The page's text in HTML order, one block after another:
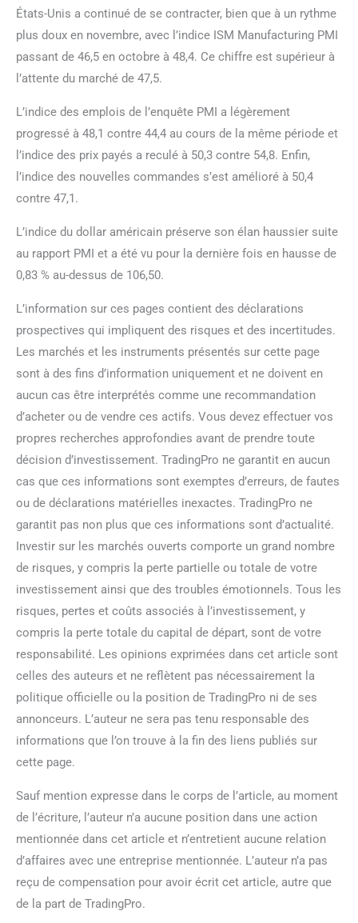
États-Unis a continué de se contracter, bien que à un rythme
plus doux en novembre, avec l’indice ISM Manufacturing PMI
passant de 46,5 en octobre à 48,4. Ce chiffre est supérieur à
l’attente du marché de 47,5.
L’indice des emplois de l’enquête PMI a légèrement
progressé à 48,1 contre 44,4 au cours de la même période et
l’indice des prix payés a reculé à 50,3 contre 54,8. Enfin,
l’indice des nouvelles commandes s’est amélioré à 50,4
contre 47,1.
L’indice du dollar américain préserve son élan haussier suite
au rapport PMI et a été vu pour la dernière fois en hausse de
0,83 % au-dessus de 106,50.
L’information sur ces pages contient des déclarations
prospectives qui impliquent des risques et des incertitudes.
Les marchés et les instruments présentés sur cette page
sont à des fins d’information uniquement et ne doivent en
aucun cas être interprétés comme une recommandation
d’acheter ou de vendre ces actifs. Vous devez effectuer vos
propres recherches approfondies avant de prendre toute
décision d’investissement. TradingPro ne garantit en aucun
cas que ces informations sont exemptes d’erreurs, de fautes
ou de déclarations matérielles inexactes. TradingPro ne
garantit pas non plus que ces informations sont d’actualité.
Investir sur les marchés ouverts comporte un grand nombre
de risques, y compris la perte partielle ou totale de votre
investissement ainsi que des troubles émotionnels. Tous les
risques, pertes et coûts associés à l’investissement, y
compris la perte totale du capital de départ, sont de votre
responsabilité. Les opinions exprimées dans cet article sont
celles des auteurs et ne reflètent pas nécessairement la
politique officielle ou la position de TradingPro ni de ses
annonceurs. L’auteur ne sera pas tenu responsable des
informations que l’on trouve à la fin des liens publiés sur
cette page.
Sauf mention expresse dans le corps de l’article, au moment
de l’écriture, l’auteur n’a aucune position dans une action
mentionnée dans cet article et n’entretient aucune relation
d’affaires avec une entreprise mentionnée. L’auteur n’a pas
reçu de compensation pour avoir écrit cet article, autre que
de la part de TradingPro.